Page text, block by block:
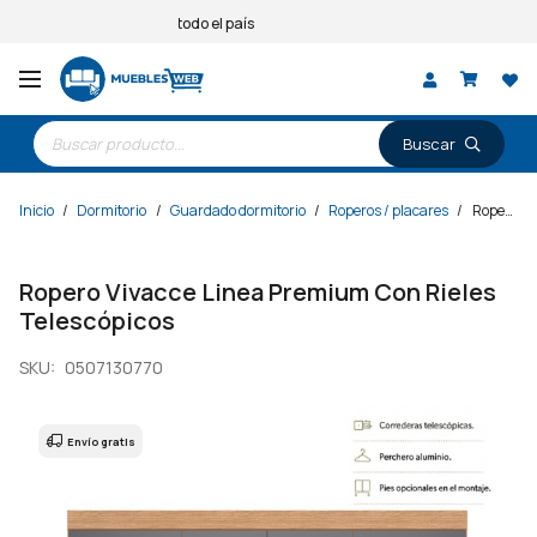
Entregas a todo el país
Búsqueda
de
productos
Inicio / Dormitorio / Guardado dormitorio / Roperos / placares / Ropero Vivacce Linea Premium Con Rieles Telescópicos
Ropero Vivacce Linea Premium Con Rieles
Telescópicos
SKU: 0507130770
Envío gratis